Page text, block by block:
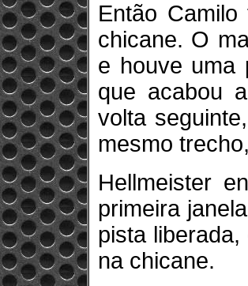
Então
chicane. O
e houve uma
que acabou
volta
mesmo
Hellmeister
primeira
pista
na chicane.